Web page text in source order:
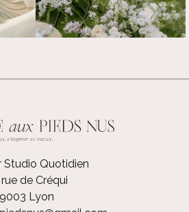
Studio Quotidien
de Créqui
Lyon